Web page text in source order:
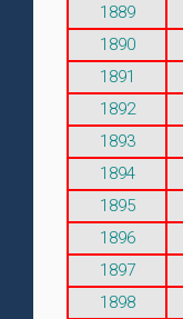
1889
1890
1891
1892
1893
1894
1895
1896
1897
1898